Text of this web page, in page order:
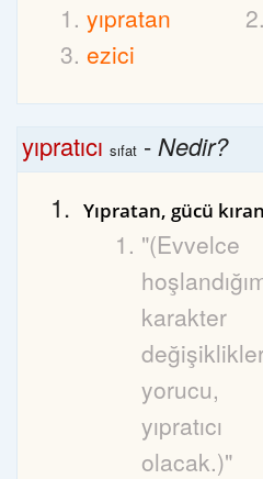
yıpratan
ezici
yıpratıcı sıfat -Nedir?
Yıpratan, gücü
"(Evvelce
karakter
yorucu,
yıpratıcı
olacak.)"